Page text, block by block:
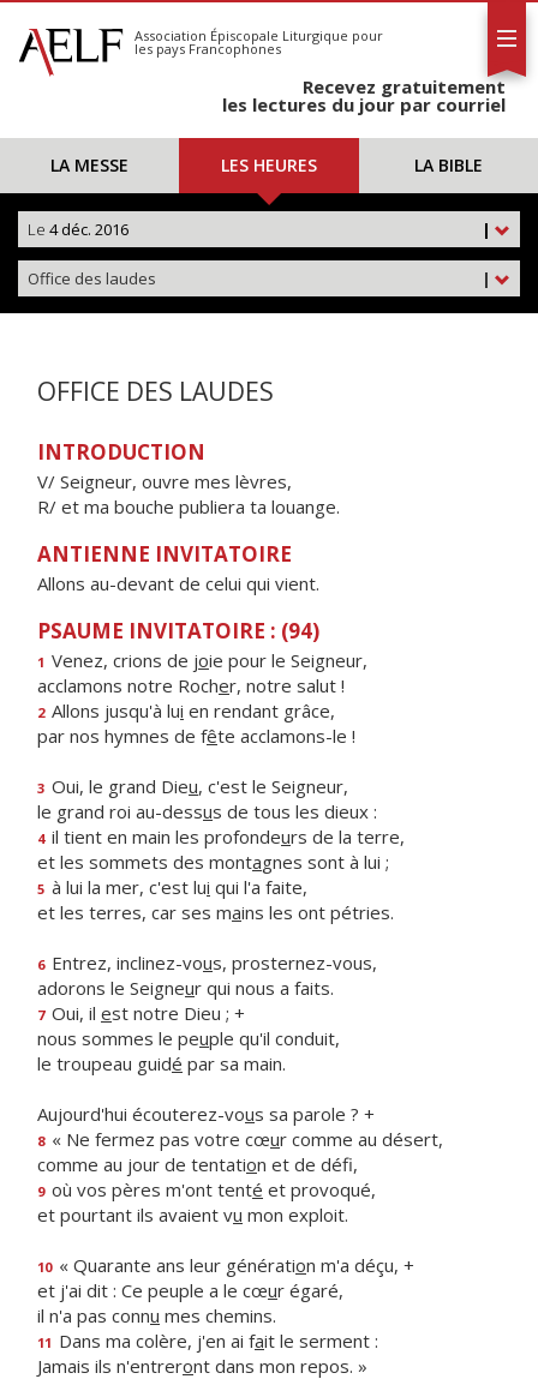
S'abonner
Calendrier
Association Épiscopale Liturgique pour
les pays Francophones
Recevez gratuitement
les lectures du jour par courriel
LA MESSE LES HEURES LA BIBLE
|
Le 4 déc. 2016
|
Office des laudes
OFFICE DES LAUDES
INTRODUCTION
V/ Seigneur, ouvre mes lèvres,
R/ et ma bouche publiera ta louange.
ANTIENNE INVITATOIRE
Allons au-devant de celui qui vient.
PSAUME INVITATOIRE : (94)
1 Venez, crions de joie pour le Seigneur,
acclamons notre Rocher, notre salut !
2 Allons jusqu'à lui en rendant grâce,
par nos hymnes de fête acclamons-le !
3 Oui, le grand Dieu, c'est le Seigneur,
le grand roi au-dessus de tous les dieux :
4 il tient en main les profondeurs de la terre,
et les sommets des montagnes sont à lui ;
5 à lui la mer, c'est lui qui l'a faite,
et les terres, car ses mains les ont pétries.
6 Entrez, inclinez-vous, prosternez-vous,
adorons le Seigneur qui nous a faits.
7 Oui, il est notre Dieu ; +
nous sommes le peuple qu'il conduit,
le troupeau guidé par sa main.
Aujourd'hui écouterez-vous sa parole ? +
8 « Ne fermez pas votre cœur comme au désert,
comme au jour de tentation et de défi,
9 où vos pères m'ont tenté et provoqué,
et pourtant ils avaient vu mon exploit.
10 « Quarante ans leur génération m'a déçu, +
et j'ai dit : Ce peuple a le cœur égaré,
il n'a pas connu mes chemins.
11 Dans ma colère, j'en ai fait le serment :
Jamais ils n'entreront dans mon repos. »